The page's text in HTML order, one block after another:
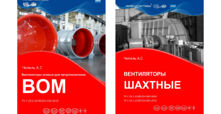
Вентилятор ВОТ
Вентилятор В06-290-11 Вентилятор В06-298-11
Вентилятор В1,0-260-5
ВЕНТИЛЯТОРЫ ШАХТНЫЕ